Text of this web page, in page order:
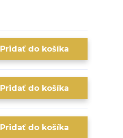
Pridať do košíka
Pridať do košíka
Pridať do košíka